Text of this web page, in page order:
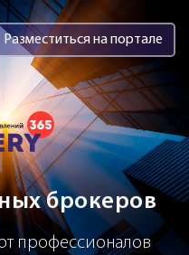
кредитных
Разместиться на портале
брокеров
профессионалов